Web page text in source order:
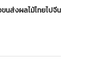
นส่งผลไม้ไทยไปจีน